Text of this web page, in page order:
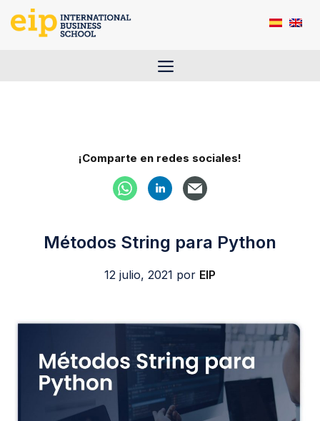
Saltar
Menú
¡Comparte en redes sociales!
Métodos String para Python
12 julio, 2021 por EIP